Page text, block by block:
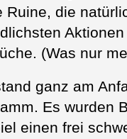
Ruine, die
(Was nur
ganz am
Es wurden
einen frei